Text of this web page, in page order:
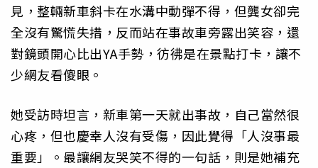
見，整輛新車斜卡在水溝中動彈不得，但龔女卻完
全沒有驚慌失措，反而站在事故車旁露出笑容，還
對鏡頭開心比出YA手勢，彷彿是在景點打卡，讓不
少網友看傻眼。
她受訪時坦言，新車第一天就出事故，自己當然很
心疼，但也慶幸人沒有受傷，因此覺得「人沒事最
重要」。最讓網友哭笑不得的一句話，則是她補充